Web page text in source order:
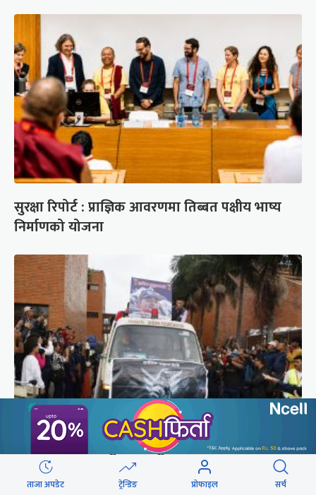
सुरक्षा रिपोर्ट : प्राज्ञिक आवरणमा तिब्बत पक्षीय भाष्य
निर्माणको योजना
ब्रोड पिकमा ज्यान गुमाएका युक्तको शव काठमाडौं
ल्याइयो (तस्वीरहरू)
ताजा अपडेट ट्रेन्डिङ प्रोफाइल सर्च